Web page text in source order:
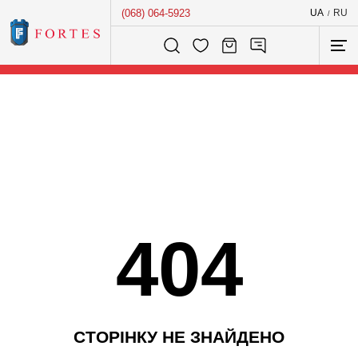
(068) 064-5923 UA / RU
Розумний пошук...
404
СТОРІНКУ НЕ ЗНАЙДЕНО